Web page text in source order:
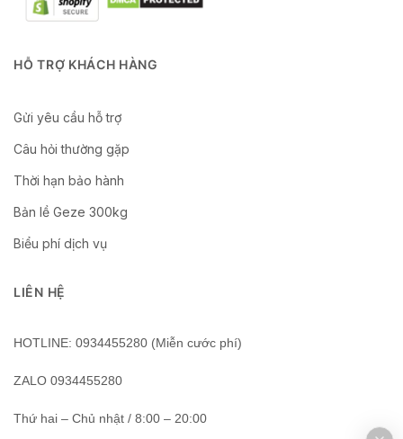
HỖ TRỢ KHÁCH HÀNG
Gửi yêu cầu hỗ trợ
Câu hỏi thường gặp
Thời hạn bảo hành
Bản lề Geze 300kg
Biểu phí dịch vụ
LIÊN HỆ
HOTLINE: 0934455280 (Miễn cước phí)
ZALO 0934455280
Thứ hai – Chủ nhật / 8:00 – 20:00